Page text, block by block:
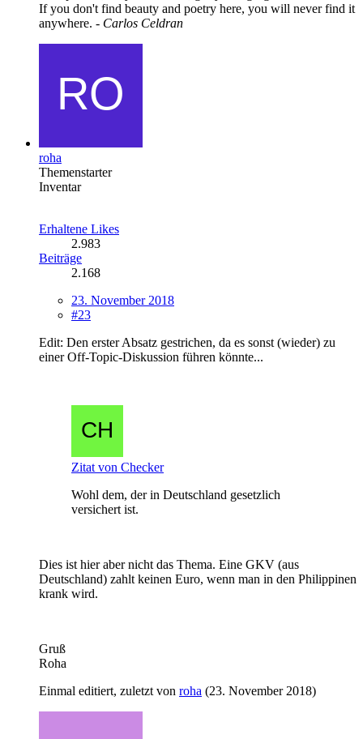
If you don't find beauty and poetry here, you will never find it
anywhere. - Carlos Celdran
roha
Themenstarter
Inventar
Erhaltene Likes
2.983
Beiträge
2.168
23. November 2018
#23
Edit: Den erster Absatz gestrichen, da es sonst (wieder) zu
einer Off-Topic-Diskussion führen könnte...
Zitat von Checker
Wohl dem, der in Deutschland gesetzlich
versichert ist.
Dies ist hier aber nicht das Thema. Eine GKV (aus
Deutschland) zahlt keinen Euro, wenn man in den Philippinen
krank wird.
Gruß
Roha
Einmal editiert, zuletzt von roha (23. November 2018)